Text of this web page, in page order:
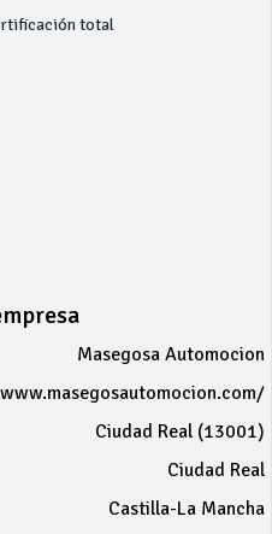
total
Masegosa Automocion
Ciudad Real (13001)
Ciudad Real
Castilla-La Mancha